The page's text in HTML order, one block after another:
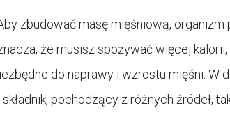
zbudować masę mięśniową,
że musisz spożywać więcej
do naprawy i wzrostu mięśni.
pochodzący z różnych źródeł,